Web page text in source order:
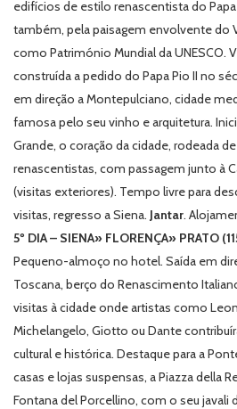
edifícios de estilo renascentista do
também, pela paisagem envolvente do
como Património Mundial da UNESCO.
construída a pedido do Papa Pio II no
em direção a Montepulciano, cidade
famosa pelo seu vinho e arquitetura.
Grande, o coração da cidade, rodeada
renascentistas, com passagem junto à
(visitas exteriores). Tempo livre para
visitas, regresso a Siena. Jantar.
5º DIA – SIENA» FLORENÇA» PRATO
Pequeno-almoço no hotel. Saída em
Toscana, berço do Renascimento
visitas à cidade onde artistas como
Michelangelo, Giotto ou Dante
cultural e histórica. Destaque para a
casas e lojas suspensas, aPiazza della
Fontana del Porcellino, com o seu javali